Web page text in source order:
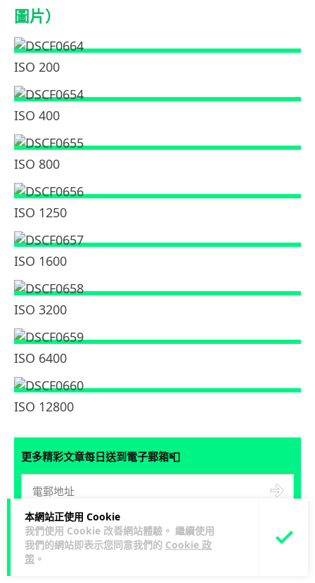
本網站正使用 Cookie
我們使用 Cookie 改善網站體驗。 繼續使用
我們的網站即表示您同意我們的 Cookie 政
策 。
圖片）
ISO 200
ISO 400
ISO 800
ISO 1250
ISO 1600
ISO 3200
ISO 6400
ISO 12800
更多精彩文章每日送到電子郵箱📮
讚好0 看留言